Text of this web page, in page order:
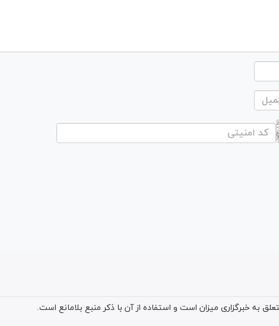
به خبرگزاری میزان است و استفاده از آن با ذکر منبع بلامانع است.